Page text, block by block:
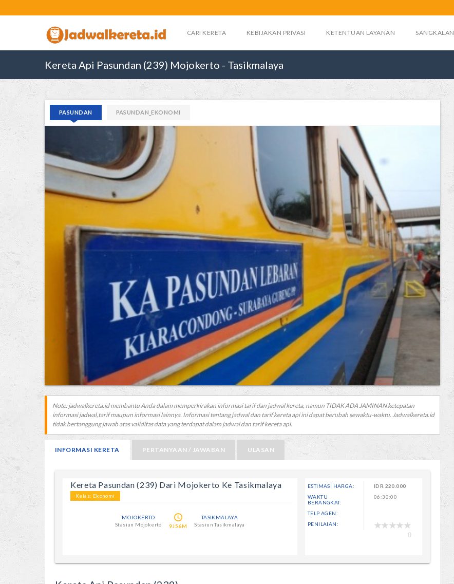
CARI KERETA KEBIJAKAN PRIVASI KETENTUAN LAYANAN SANGKALAN
Kereta Api Pasundan (239) Mojokerto - Tasikmalaya
PASUNDAN PASUNDAN_EKONOMI
Note: jadwalkereta.id membantu Anda dalam memperkirakan informasi tarif dan jadwal kereta, namun TIDAK ADA JAMINAN ketepatan
informasi jadwal,tarif maupun informasi lainnya. Informasi tentang jadwal dan tarif kereta api ini dapat berubah sewaktu-waktu. Jadwalkereta.id
tidak bertanggung jawab atas validitas data yang terdapat dalam jadwal dan tarif kereta api.
INFORMASI KERETA PERTANYAAN / JAWABAN ULASAN
Kereta Pasundan (239) Dari Mojokerto Ke Tasikmalaya
Kelas: Ekonomi
MOJOKERTO
Stasiun Mojokerto
9J56M
TASIKMALAYA
Stasiun Tasikmalaya
ESTIMASI HARGA: IDR 220.000
WAKTU
BERANGKAT:
06:30:00
TELP AGEN:
PENILAIAN:
0